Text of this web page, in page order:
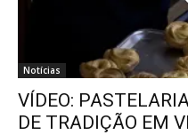
Notícias
VÍDEO:
DE TRADIÇÃO EM